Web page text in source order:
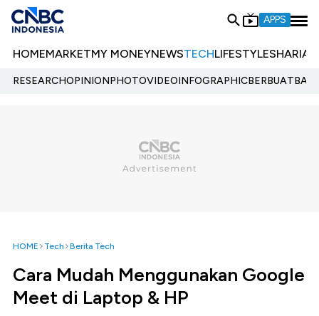
APPS
HOMEMARKETMY MONEYNEWSTECHLIFESTYLESHARIA
RESEARCHOPINIONPHOTOVIDEOINFOGRAPHIC
HOME Tech Berita Tech
Cara Mudah Menggunakan Google
Meet di Laptop & HP